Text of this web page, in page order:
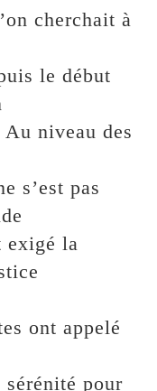
cherchait à
le début
niveau des
s’est pas
exigé la
ont appelé
pour